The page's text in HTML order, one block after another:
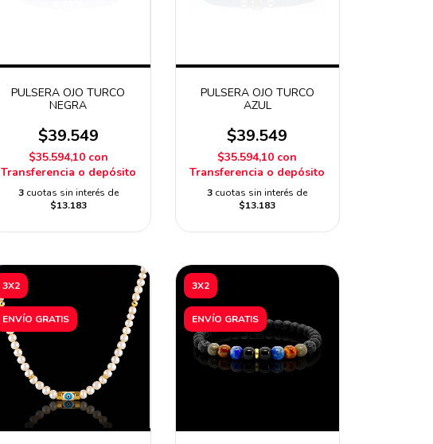
PULSERA OJO TURCO
NEGRA
$39.549
$35.594,10 con
Transferencia o depósito
3 cuotas sin interés de
$13.183
PULSERA OJO TURCO
AZUL
$39.549
$35.594,10 con
Transferencia o depósito
3 cuotas sin interés de
$13.183
3X2
ENVÍO GRATIS
3X2
ENVÍO GRATIS